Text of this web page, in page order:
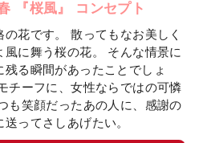
『桜風』 コンセプト
花です。
散ってもなお美しく
に舞う桜の花。
そんな情景に
る瞬間があったことでしょ
チーフに、女性ならではの可憐
も笑顔だったあの人に、感謝の
ってさしあげたい。